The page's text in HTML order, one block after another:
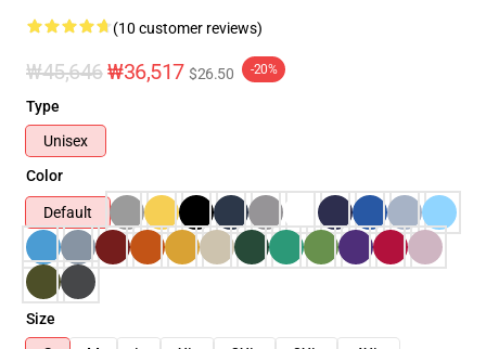
(10 customer reviews)
₩45,646₩36,517 $26.50 -20%
Type
Unisex
Color
Default
Size